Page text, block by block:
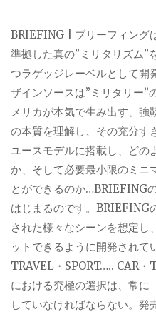
BRIEFING | ブリーフィング
準拠した真の”ミリタリズム”
つラゲッジレーベルとして
ザインソースは”ミリタリー”
メリカが本気で生み出す、強
の本質を理解し、その充分す
ユースモデルに搭載し、どの
か、そして必要最小限のミニ
とができるのか…BRIEFING
はじまるのです。BRIEFING
された様々なシーンを想定し
ットできるように開発されて
TRAVEL・SPORT….. CAR
における究極の選択は、常に
していなければならない。